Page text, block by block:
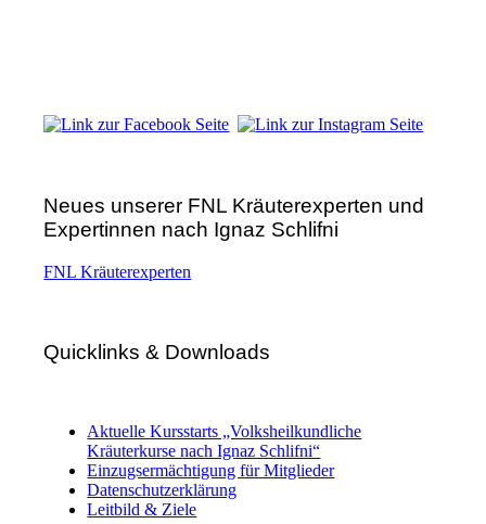
Neues unserer FNL Kräuterexperten und
Expertinnen nach Ignaz Schlifni
FNL Kräuterexperten
Quicklinks & Downloads
Aktuelle Kursstarts „Volksheilkundliche
Kräuterkurse nach Ignaz Schlifni“
Einzugsermächtigung für Mitglieder
Datenschutzerklärung
Leitbild & Ziele